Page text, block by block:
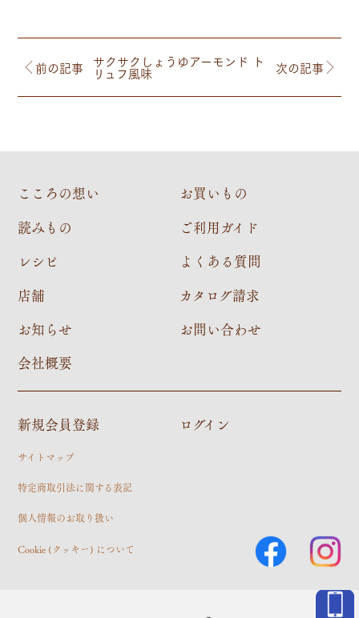
前の記事 サクサクしょうゆアーモンド ト
リュフ風味 次の記事
こころの想い
読みもの
レシピ
店舗
お知らせ
会社概要
お買いもの
ご利用ガイド
よくある質問
カタログ請求
お問い合わせ
新規会員登録 ログイン
サイトマップ
特定商取引法に関する表記
個人情報のお取り扱い
Cookie (クッキー) について